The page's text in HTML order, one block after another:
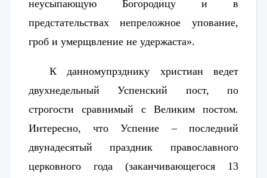
неусыпающую Богородицу и в
предстательствах непреложное упование,
гроб и умерщвление не удержаста».
К данномупрзднику христиан ведет
двухнедельный Успенский пост, по
строгости сравнимый с Великим постом.
Интересно, что Успение – последний
двунадесятый праздник православного
церковного года (заканчивающегося 13